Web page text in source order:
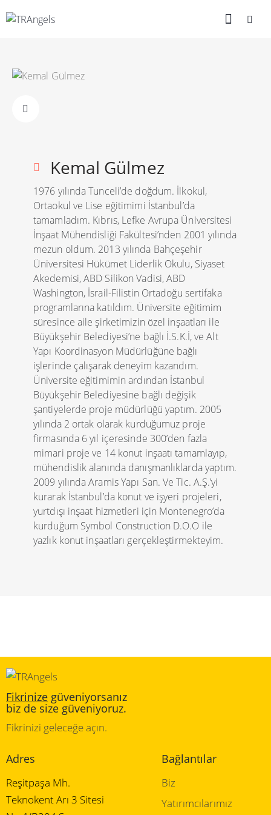
Kemal Gülmez
1976 yılında Tunceli’de doğdum. İlkokul,
Ortaokul ve Lise eğitimimi İstanbul’da
tamamladım. Kıbrıs, Lefke Avrupa Üniversitesi
İnşaat Mühendisliği Fakültesi’nden 2001 yılında
mezun oldum. 2013 yılında Bahçeşehir
Üniversitesi Hükümet Liderlik Okulu, Siyaset
Akedemisi, ABD Silikon Vadisi, ABD
Washington, İsrail-Filistin Ortadoğu sertifaka
programlarına katıldım. Üniversite eğitimim
süresince aile şirketimizin özel inşaatları ile
Büyükşehir Belediyesi’ne bağlı İ.S.K.İ, ve Alt
Yapı Koordinasyon Müdürlüğüne bağlı
işlerinde çalışarak deneyim kazandım.
Üniversite eğitimimin ardından İstanbul
Büyükşehir Belediyesine bağlı değişik
şantiyelerde proje müdürlüğü yaptım. 2005
yılında 2 ortak olarak kurduğumuz proje
firmasında 6 yıl içeresinde 300’den fazla
mimari proje ve 14 konut inşaatı tamamlayıp,
mühendislik alanında danışmanlıklarda yaptım.
2009 yılında Aramis Yapı San. Ve Tic. A.Ş.’yi
kurarak İstanbul’da konut ve işyeri projeleri,
yurtdışı inşaat hizmetleri için Montenegro’da
kurduğum Symbol Construction D.O.O ile
yazlık konut inşaatları gerçekleştirmekteyim.
Fikrinize güveniyorsanız
biz de size güveniyoruz.
Fikrinizi geleceğe açın.
Adres
Reşitpaşa Mh.
Teknokent Arı 3 Sitesi
Bağlantılar
Biz
Yatırımcılarımız